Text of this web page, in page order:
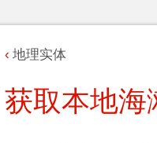
地理实体
获取本地海